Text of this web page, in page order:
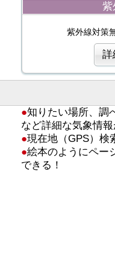
紫
紫外線対策
詳
●知りたい場所、調
など詳細な気象情
●現在地（GPS）検
●絵本のようにペー
できる！